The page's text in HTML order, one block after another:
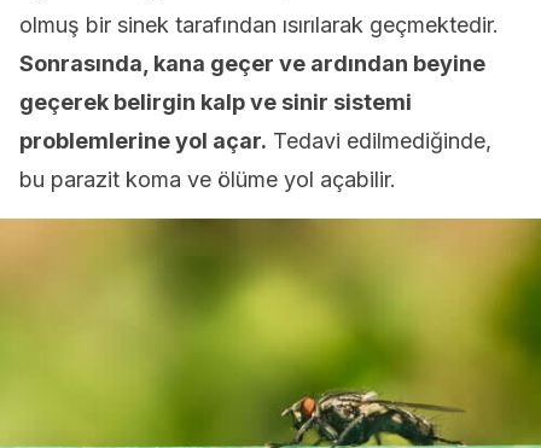
olmuş bir sinek tarafından ısırılarak geçmektedir.
Sonrasında, kana geçer ve ardından beyine
geçerek belirgin kalp ve sinir sistemi
problemlerine yol açar. Tedavi edilmediğinde,
bu parazit koma ve ölüme yol açabilir.